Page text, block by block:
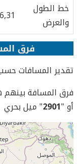
خط الطول
والعرض
فرق
تقدير المسافات
فرق المسافة
أو "2901" ميل بحري